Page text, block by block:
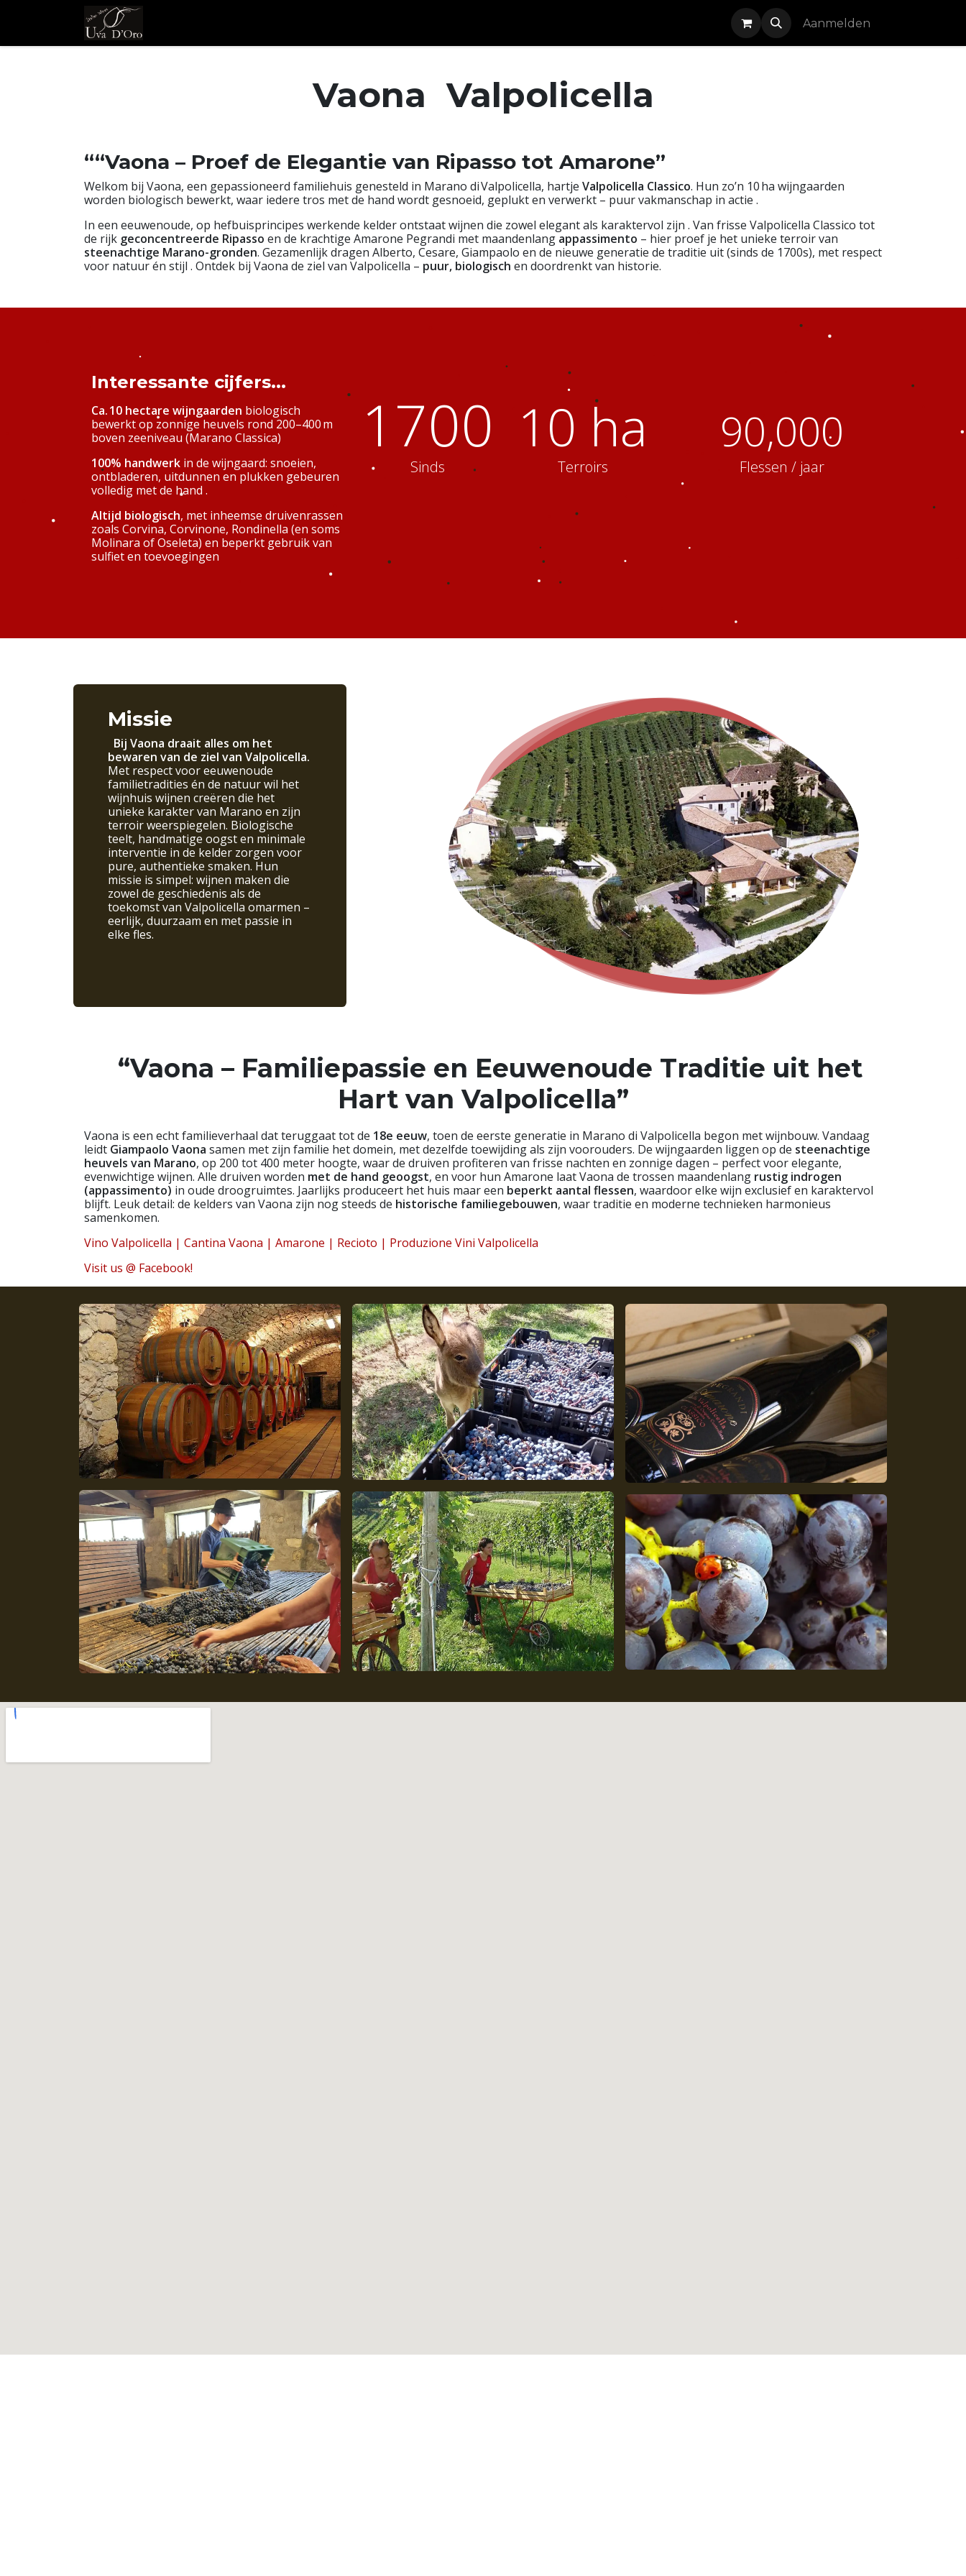
Overslaan naar inhoud
Aanmelden
Vaona Valpolicella
““Vaona – Proef de Elegantie van Ripasso tot Amarone”
Welkom bij Vaona, een gepassioneerd familie­huis genesteld in Marano di Valpolicella, hartje Valpolicella Classico. Hun zo’n 10 ha wijngaarden
worden biologisch bewerkt, waar iedere tros met de hand wordt gesnoeid, geplukt en verwerkt – puur vakmanschap in actie .
In een eeuwenoude, op hefbuisprincipes werkende kelder ontstaat wijnen die zowel elegant als karaktervol zijn . Van frisse Valpolicella Classico tot
de rijk geconcentreerde Ripasso en de krachtige Amarone Pegrandi met maandenlang appassimento – hier proef je het unieke terroir van
steenachtige Marano-gronden. Gezamenlijk dragen Alberto, Cesare, Giampaolo en de nieuwe generatie de traditie uit (sinds de 1700s), met respect
voor natuur én stijl . Ontdek bij Vaona de ziel van Valpolicella – puur, biologisch en doordrenkt van historie.
Interessante cijfers...
Ca. 10 hectare wijngaarden biologisch
bewerkt op zonnige heuvels rond 200–400 m
boven zeeniveau (Marano Classica)
100% handwerk in de wijngaard: snoeien,
ontbladeren, uitdunnen en plukken gebeuren
volledig met de hand .
Altijd biologisch, met inheemse druivenrassen
zoals Corvina, Corvinone, Rondinella (en soms
Molinara of Oseleta) en beperkt gebruik van
sulfiet en toevoegingen
1700
Sinds
10 ha
Terroirs
90,000
Flessen / jaar
Missie
Bij Vaona draait alles om het
bewaren van de ziel van Valpolicella.
Met respect voor eeuwenoude
familie­tradities én de natuur wil het
wijnhuis wijnen creëren die het
unieke karakter van Marano en zijn
terroir weerspiegelen. Biologische
teelt, handmatige oogst en minimale
interventie in de kelder zorgen voor
pure, authentieke smaken. Hun
missie is simpel: wijnen maken die
zowel de geschiedenis als de
toekomst van Valpolicella omarmen –
eerlijk, duurzaam en met passie in
elke fles.
“Vaona – Familiepassie en Eeuwenoude Traditie uit het
Hart van Valpolicella”
Vaona is een echt familieverhaal dat teruggaat tot de 18e eeuw, toen de eerste generatie in Marano di Valpolicella begon met wijnbouw. Vandaag
leidt Giampaolo Vaona samen met zijn familie het domein, met dezelfde toewijding als zijn voorouders. De wijngaarden liggen op de steenachtige
heuvels van Marano, op 200 tot 400 meter hoogte, waar de druiven profiteren van frisse nachten en zonnige dagen – perfect voor elegante,
evenwichtige wijnen. Alle druiven worden met de hand geoogst, en voor hun Amarone laat Vaona de trossen maandenlang rustig indrogen
(appassimento) in oude droogruimtes. Jaarlijks produceert het huis maar een beperkt aantal flessen, waardoor elke wijn exclusief en karaktervol
blijft. Leuk detail: de kelders van Vaona zijn nog steeds de historische familiegebouwen, waar traditie en moderne technieken harmonieus
samenkomen.
Vino Valpolicella | Cantina Vaona | Amarone | Recioto | Produzione Vini Valpolicella
Visit us @ Facebook!